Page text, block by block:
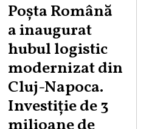
Poșta Română
a inaugurat
hubul logistic
modernizat din
Cluj-Napoca.
Investiție de 3